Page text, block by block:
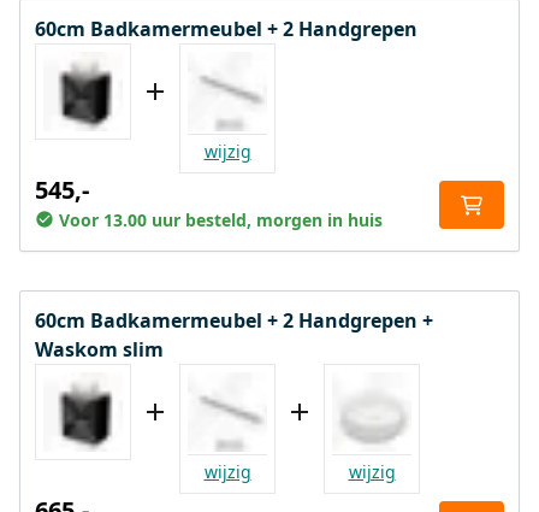
60cm Badkamermeubel + 2 Handgrepen
wijzig
545,-
Voor 13.00 uur besteld, morgen in huis
60cm Badkamermeubel + 2 Handgrepen +
Waskom slim
wijzig wijzig